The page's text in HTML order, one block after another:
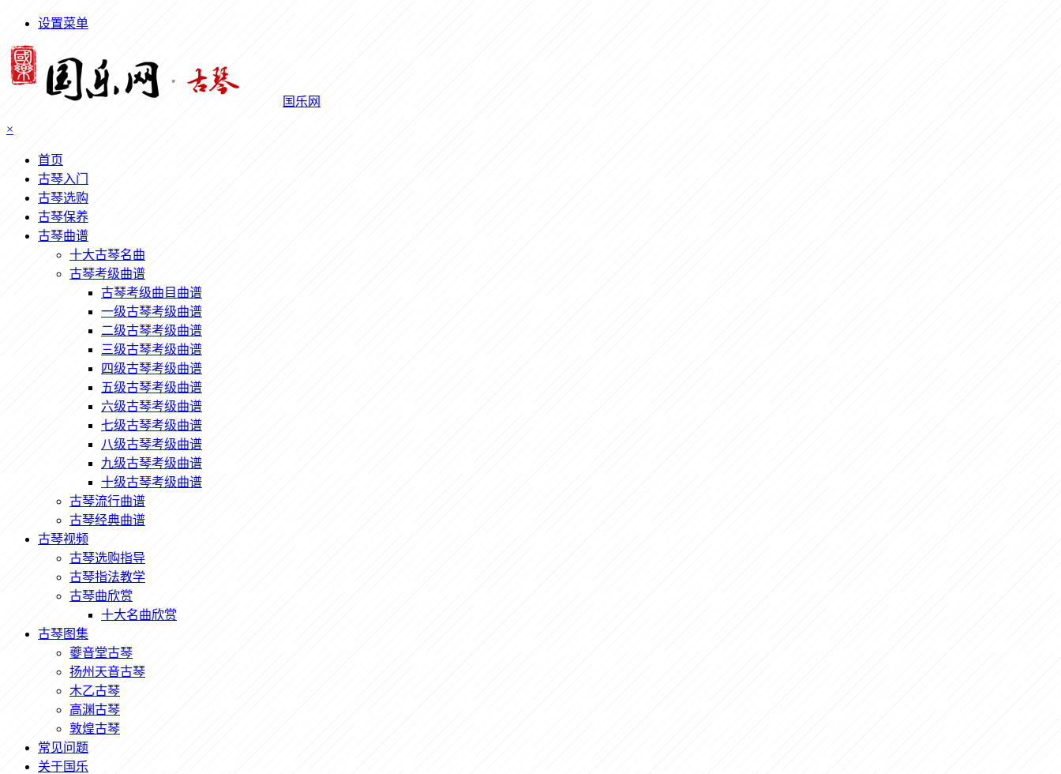
设置菜单
国乐网
×
首页
古琴入门
古琴选购
古琴保养
古琴曲谱
十大古琴名曲
古琴考级曲谱
古琴考级曲目曲谱
一级古琴考级曲谱
二级古琴考级曲谱
三级古琴考级曲谱
四级古琴考级曲谱
五级古琴考级曲谱
六级古琴考级曲谱
七级古琴考级曲谱
八级古琴考级曲谱
九级古琴考级曲谱
十级古琴考级曲谱
古琴流行曲谱
古琴经典曲谱
古琴视频
古琴选购指导
古琴指法教学
古琴曲欣赏
十大名曲欣赏
古琴图集
夔音堂古琴
扬州天音古琴
木乙古琴
高渊古琴
敦煌古琴
常见问题
关于国乐